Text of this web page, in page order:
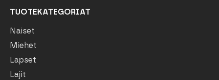
TUOTEKATEGORIAT
Naiset
Miehet
Lapset
Lajit